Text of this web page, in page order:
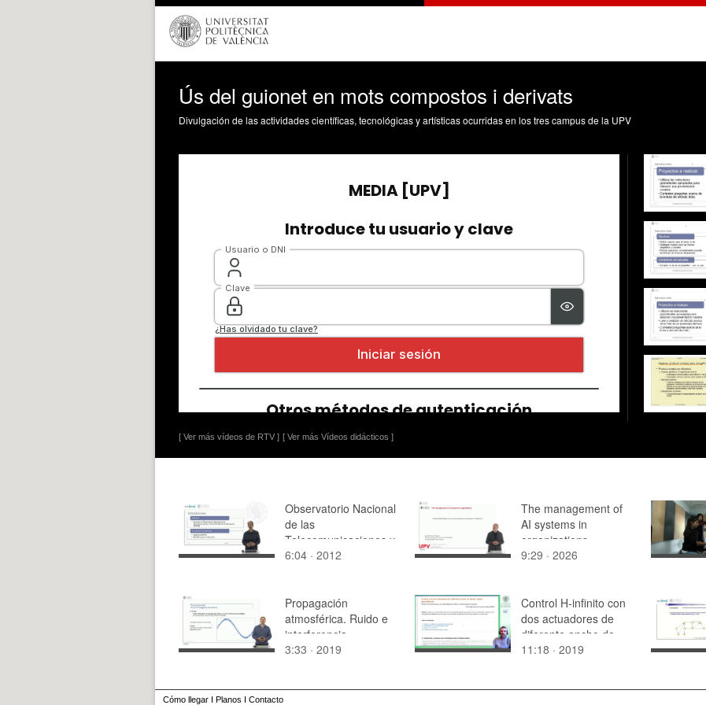
Ús del guionet en mots compostos i derivats
Divulgación de las actividades científicas, tecnológicas y artísticas ocurridas en los tres campus de la UPV
[ Ver más vídeos de RTV ] [ Ver más Vídeos didácticos ]
Observatorio Nacional
de las
Telecomunicaciones y
de la Sociedad de la
6:04 · 2012
The management of
AI systems in
organizations
9:29 · 2026
Propagación
atmosférica. Ruido e
interferencia.
3:33 · 2019
Control H-infinito con
dos actuadores de
diferente ancho de
banda (ejemplo
11:18 · 2019
Cómo llegar I Planos I Contacto